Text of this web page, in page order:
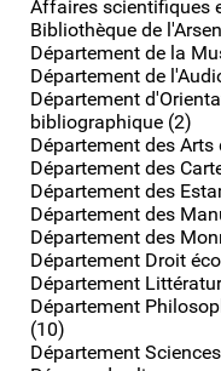
Affaires scientifiques
Bibliothèque de
Département de la
Département de
Département
bibliographique (2)
Département des
Département des
Département des
Département des
Département des
Département Droit
Département
Département
(10)
Département